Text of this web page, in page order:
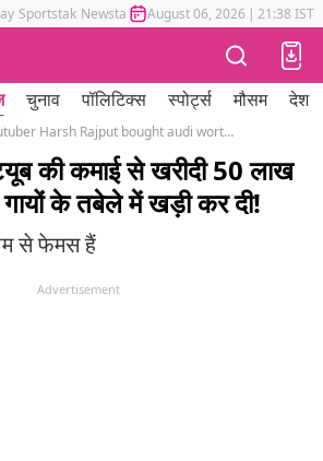
Sportstak Newstak Mumbai Tak Astrotak
August 06, 2026 | 21:38 IST
चुनाव पॉलिटिक्स स्पोर्ट्स मौसम देश
youtuber Harsh Rajput bought audi worth 50 lakhs Viral Photo
की कमाई से खरीदी 50 लाख
के तबेले में खड़ी कर दी!
से फेमस हैं
Advertisement